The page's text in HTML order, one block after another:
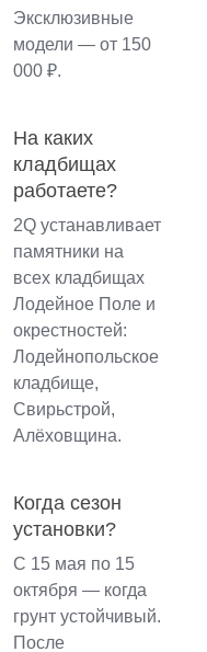
Эксклюзивные
модели — от 150
000 ₽.
На каких
кладбищах
работаете?
2Q устанавливает
памятники на
всех кладбищах
Лодейное Поле и
окрестностей:
Лодейнопольское
кладбище,
Свирьстрой,
Алёховщина.
Когда сезон
установки?
С 15 мая по 15
октября — когда
грунт устойчивый.
После